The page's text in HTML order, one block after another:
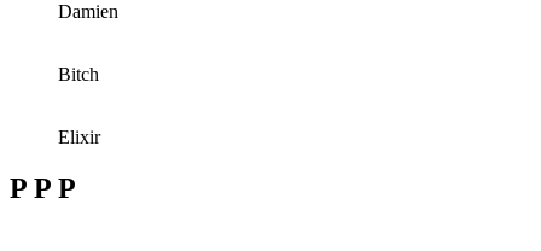
Damien
Bitch
Elixir
P P P